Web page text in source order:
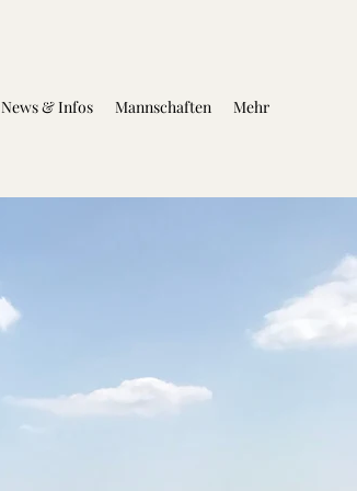
News & Infos Mannschaften Mehr